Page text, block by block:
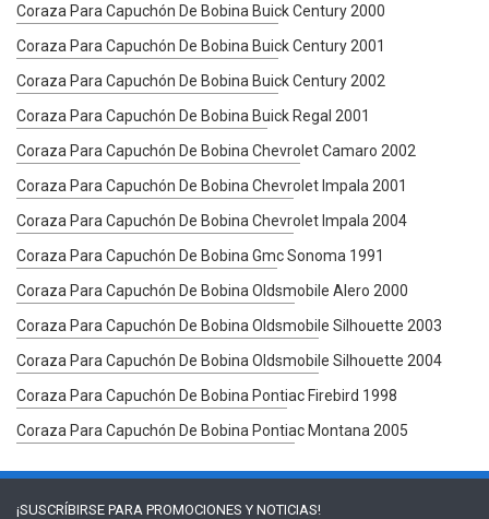
Coraza Para Capuchón De Bobina Buick Century 2000
Coraza Para Capuchón De Bobina Buick Century 2001
Coraza Para Capuchón De Bobina Buick Century 2002
Coraza Para Capuchón De Bobina Buick Regal 2001
Coraza Para Capuchón De Bobina Chevrolet Camaro 2002
Coraza Para Capuchón De Bobina Chevrolet Impala 2001
Coraza Para Capuchón De Bobina Chevrolet Impala 2004
Coraza Para Capuchón De Bobina Gmc Sonoma 1991
Coraza Para Capuchón De Bobina Oldsmobile Alero 2000
Coraza Para Capuchón De Bobina Oldsmobile Silhouette 2003
Coraza Para Capuchón De Bobina Oldsmobile Silhouette 2004
Coraza Para Capuchón De Bobina Pontiac Firebird 1998
Coraza Para Capuchón De Bobina Pontiac Montana 2005
¡SUSCRÍBIRSE PARA PROMOCIONES Y NOTICIAS!